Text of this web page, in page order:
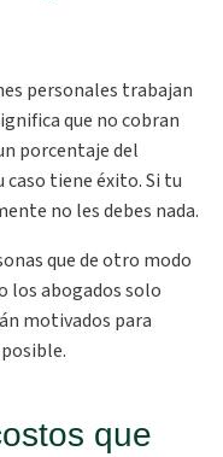
personales trabajan
que no cobran
porcentaje del
tiene éxito. Si tu
no les debes nada.
que de otro modo
los abogados solo
motivados para
que